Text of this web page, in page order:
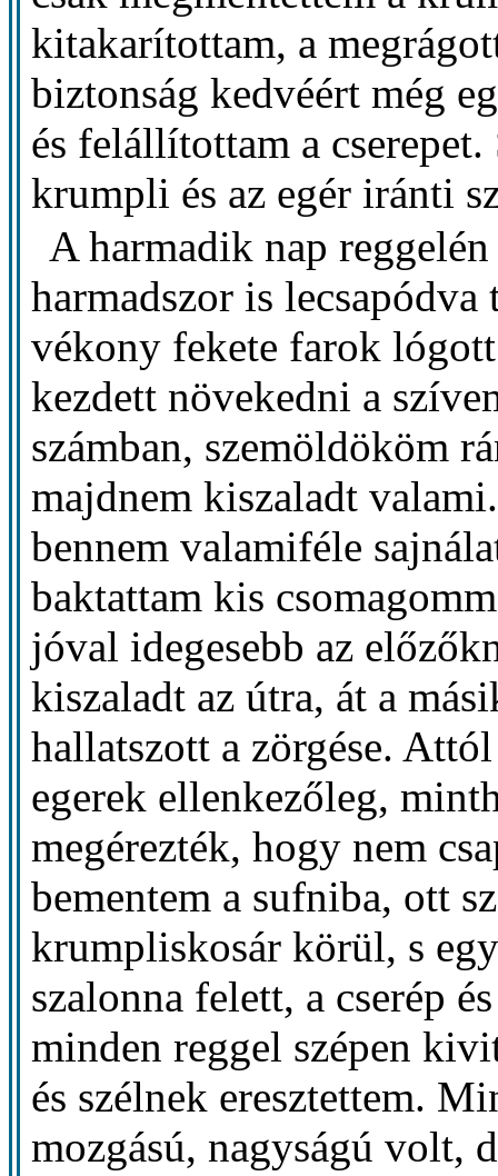
kitakarítottam, a
biztonság kedvéért még
és felállítottam a
krumpli és az egér iránti
A harmadik nap
harmadszor is lecsapódva
vékony fekete farok
kezdett növekedni a
számban, szemöldököm
majdnem kiszaladt
bennem valamiféle
baktattam kis
jóval idegesebb az
kiszaladt az útra, át a
hallatszott a zörgése.
egerek ellenkezőleg,
megérezték, hogy nem
bementem a sufniba, ott
krumpliskosár körül, s
szalonna felett, a cserép
minden reggel szépen
és szélnek eresztettem.
mozgású, nagyságú volt,